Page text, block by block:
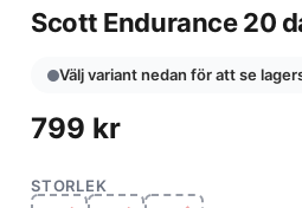
Scott Endurance 20
Välj variant nedan för att se
799 kr
STORLEK